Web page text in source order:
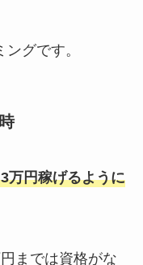
グです。
万円稼げるように
までは資格がな